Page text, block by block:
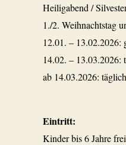
Heiligabend /
1./2. Weihnachtstag
12.01. – 13.02.2026:
14.02. –
ab 14.03.2026:
Eintritt:
Kinder bis 6 Jahre frei